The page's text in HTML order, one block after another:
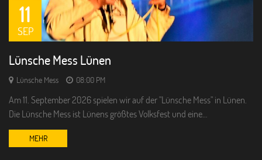
11
SEP
Lünsche Mess Lünen
Lünsche Mess 08:00 PM
Am 11. September 2026 spielen wir auf der "Lünsche Mess" in Lünen.
Die Lünsche Mess ist Lünens größtes Volksfest und eine…
MEHR